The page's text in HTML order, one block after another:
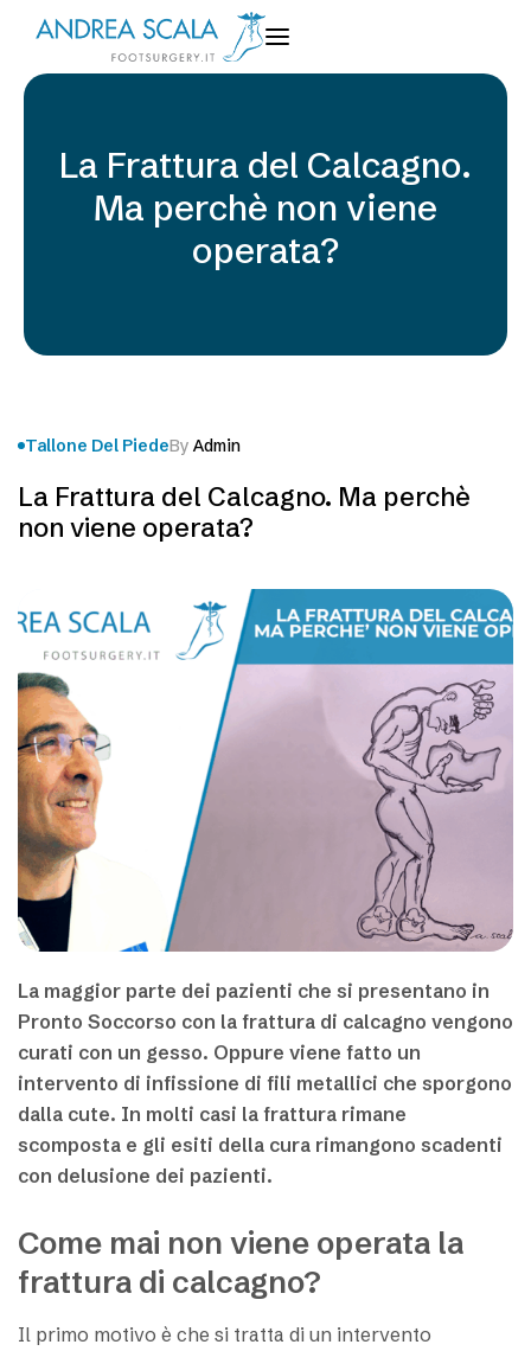
La Frattura del Calcagno.
Ma perchè non viene
operata?
Tallone Del PiedeBy Admin
La Frattura del Calcagno. Ma perchè
non viene operata?
La maggior parte dei pazienti che si presentano in
Pronto Soccorso con la frattura di calcagno vengono
curati con un gesso. Oppure viene fatto un
intervento di infissione di fili metallici che sporgono
dalla cute. In molti casi la frattura rimane
scomposta e gli esiti della cura rimangono scadenti
con delusione dei pazienti.
Come mai non viene operata la
frattura di calcagno?
Il primo motivo è che si tratta di un intervento